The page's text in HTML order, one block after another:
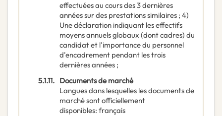
effectuées au cours des 3 dernières
années sur des prestations similaires ; 4)
Une déclaration indiquant les effectifs
moyens annuels globaux (dont cadres) du
candidat et l'importance du personnel
d'encadrement pendant les trois
dernières années ;
5.1.11. Documents de marché
Langues dans lesquelles les documents de
marché sont officiellement
disponibles: français